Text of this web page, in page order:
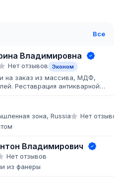
Все
Владимировна
Нет отзывов Эконом
на заказ из массива, МДФ,
Реставрация антикварной
зона, Russia
Нет отзывов
Владимирович
Нет отзывов
из фанеры